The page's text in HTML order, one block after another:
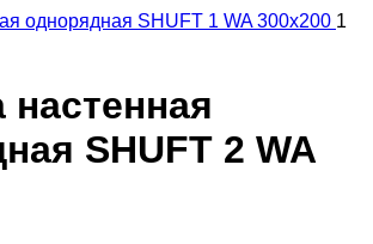
однорядная SHUFT 1 WA 300x200 1
настенная
SHUFT 2 WA